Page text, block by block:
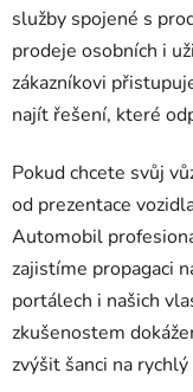
služby spojené s
prodeje osobních i
zákazníkovi
najít řešení, které
Pokud chcete svůj
od prezentace
Automobil
zajistíme propagaci
portálech i našich
zkušenostem
zvýšit šanci na